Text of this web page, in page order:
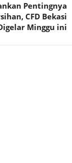
Pentingnya
CFD Bekasi
Minggu ini